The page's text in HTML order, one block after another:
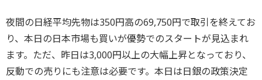
夜間の日経平均先物は350円高の69,750円で取引を終えてお
り、本日の日本市場も買いが優勢でのスタートが見込まれ
ます。ただ、昨日は3,000円以上の大幅上昇となっており、
反動での売りにも注意は必要です。本日は日銀の政策決定